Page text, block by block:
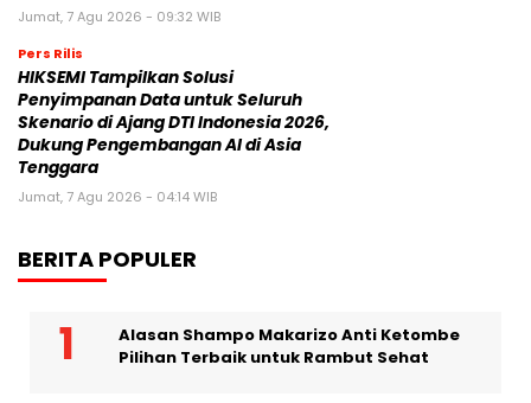
Jumat, 7 Agu 2026 - 09:32 WIB
Pers Rilis
HIKSEMI Tampilkan Solusi
Penyimpanan Data untuk Seluruh
Skenario di Ajang DTI Indonesia 2026,
Dukung Pengembangan AI di Asia
Tenggara
Jumat, 7 Agu 2026 - 04:14 WIB
BERITA POPULER
Alasan Shampo Makarizo Anti Ketombe
Pilihan Terbaik untuk Rambut Sehat